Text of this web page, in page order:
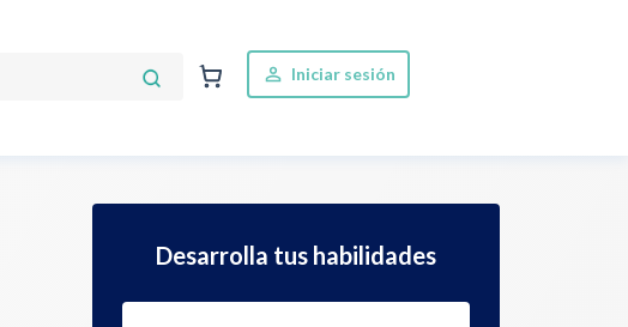
Iniciar sesión
Desarrolla tus habilidades